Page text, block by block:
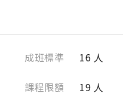
成班標準 16 人
課程限額 19 人